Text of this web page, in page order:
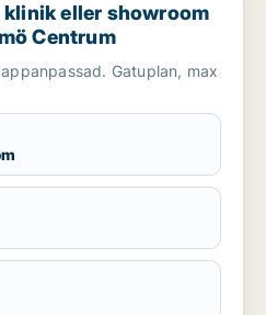
eller showroom
Centrum
Gatuplan, max